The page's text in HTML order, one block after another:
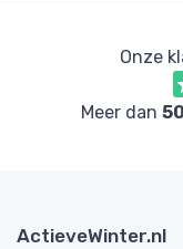
Onze
Meer dan
ActieveWinter.nl